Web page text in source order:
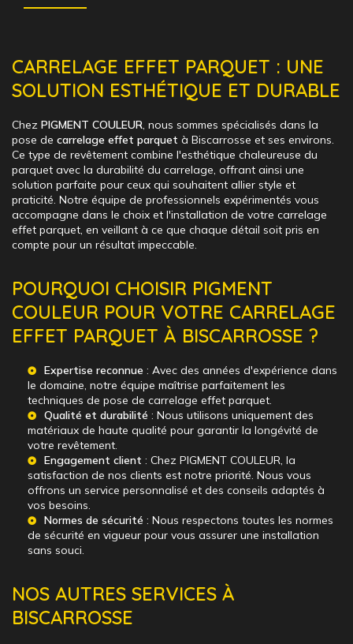
CARRELAGE EFFET PARQUET : UNE
SOLUTION ESTHÉTIQUE ET DURABLE
Chez PIGMENT COULEUR, nous sommes spécialisés dans la
pose de carrelage effet parquet à Biscarrosse et ses environs.
Ce type de revêtement combine l'esthétique chaleureuse du
parquet avec la durabilité du carrelage, offrant ainsi une
solution parfaite pour ceux qui souhaitent allier style et
praticité. Notre équipe de professionnels expérimentés vous
accompagne dans le choix et l'installation de votre carrelage
effet parquet, en veillant à ce que chaque détail soit pris en
compte pour un résultat impeccable.
POURQUOI CHOISIR PIGMENT
COULEUR POUR VOTRE CARRELAGE
EFFET PARQUET À BISCARROSSE ?
Expertise reconnue : Avec des années d'expérience dans
le domaine, notre équipe maîtrise parfaitement les
techniques de pose de carrelage effet parquet.
Qualité et durabilité : Nous utilisons uniquement des
matériaux de haute qualité pour garantir la longévité de
votre revêtement.
Engagement client : Chez PIGMENT COULEUR, la
satisfaction de nos clients est notre priorité. Nous vous
offrons un service personnalisé et des conseils adaptés à
vos besoins.
Normes de sécurité : Nous respectons toutes les normes
de sécurité en vigueur pour vous assurer une installation
sans souci.
NOS AUTRES SERVICES À
BISCARROSSE